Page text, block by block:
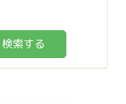
索する